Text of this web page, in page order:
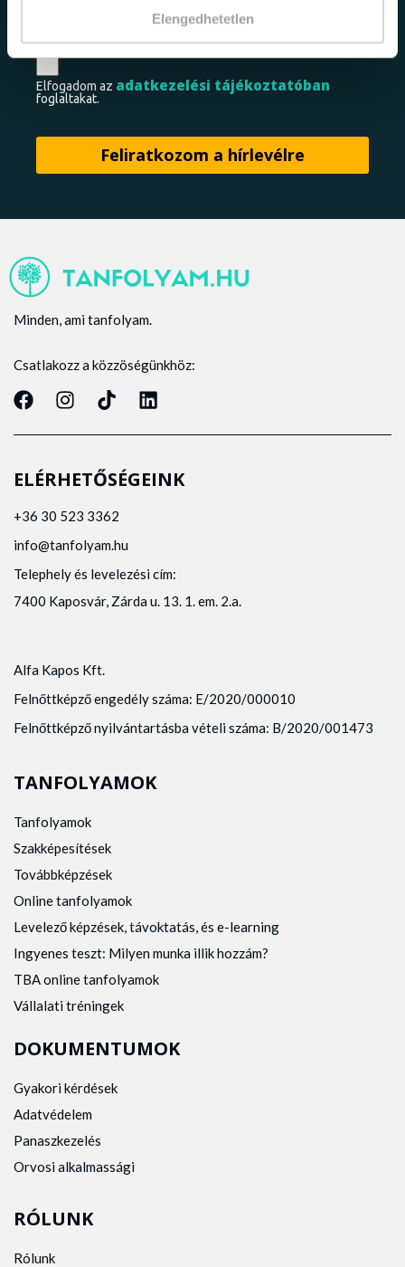
Elengedhetetlen
Elfogadom az adatkezelési tájékoztatóban
foglaltakat.
Minden, ami tanfolyam.
Csatlakozz a közzöségünkhöz:
ELÉRHETŐSÉGEINK
+36 30 523 3362
info@tanfolyam.hu
Telephely és levelezési cím:
7400 Kaposvár, Zárda u. 13. 1. em. 2.a.
Alfa Kapos Kft.
Felnőttképző engedély száma: E/2020/000010
Felnőttképző nyilvántartásba vételi száma: B/2020/001473
TANFOLYAMOK
Tanfolyamok
Szakképesítések
Továbbképzések
Online tanfolyamok
Levelező képzések, távoktatás, és e-learning
Ingyenes teszt: Milyen munka illik hozzám?
TBA online tanfolyamok
Vállalati tréningek
DOKUMENTUMOK
Gyakori kérdések
Adatvédelem
Panaszkezelés
Orvosi alkalmassági
RÓLUNK
Rólunk